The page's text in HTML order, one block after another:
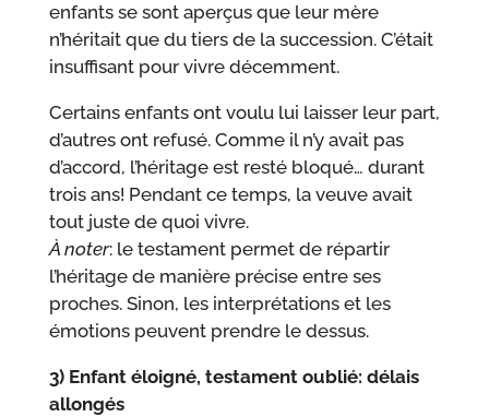
enfants se sont aperçus que leur mère
n’héritait que du tiers de la succession. C’était
insuffisant pour vivre décemment.
Certains enfants ont voulu lui laisser leur part,
d’autres ont refusé. Comme il n’y avait pas
d’accord, l’héritage est resté bloqué… durant
trois ans! Pendant ce temps, la veuve avait
tout juste de quoi vivre.
À noter: le testament permet de répartir
l’héritage de manière précise entre ses
proches. Sinon, les interprétations et les
émotions peuvent prendre le dessus.
3) Enfant éloigné, testament oublié: délais
allongés